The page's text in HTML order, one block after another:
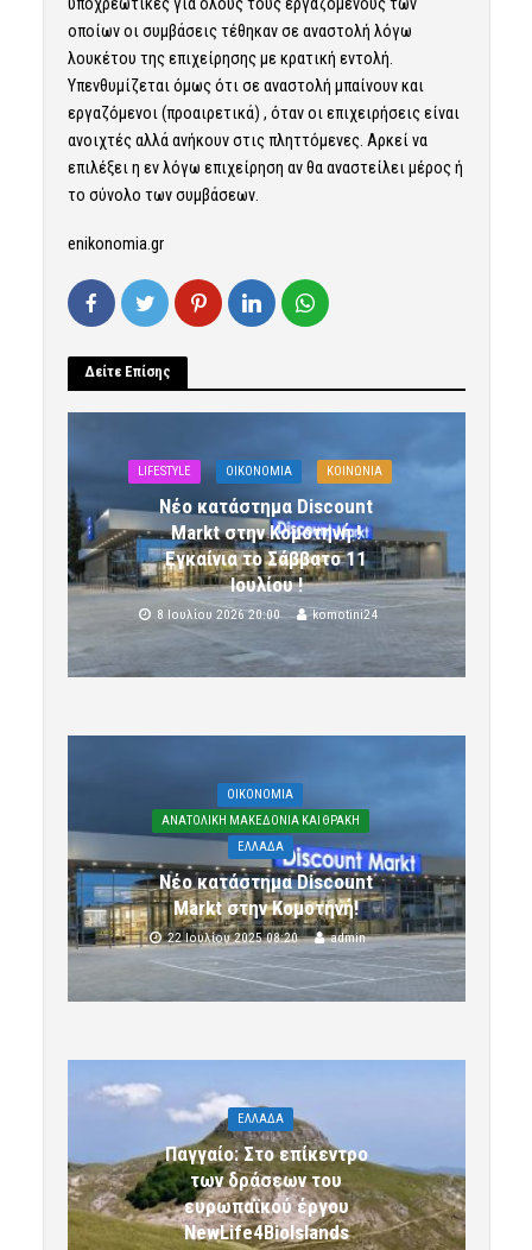
οποίων οι συμβάσεις τέθηκαν σε αναστολή λόγω
λουκέτου της επιχείρησης με κρατική εντολή.
Υπενθυμίζεται όμως ότι σε αναστολή μπαίνουν και
εργαζόμενοι (προαιρετικά) , όταν οι επιχειρήσεις είναι
ανοιχτές αλλά ανήκουν στις πληττόμενες. Αρκεί να
επιλέξει η εν λόγω επιχείρηση αν θα αναστείλει μέρος ή
το σύνολο των συμβάσεων.
enikonomia.gr
Δείτε Επίσης
LIFESTYLE OIKONOMIA ΚΟΙΝΩΝΙΑ
Νέο κατάστημα Discount
Markt στην Κομοτηνή !
Εγκαίνια το Σάββατο 11
Ιουλίου !
8 Ιουλίου 2026 20:00 komotini24
OIKONOMIA
ΑΝΑΤΟΛΙΚΗ ΜΑΚΕΔΟΝΙΑ ΚΑΙ ΘΡΑΚΗ
ΕΛΛΑΔΑ
Νέο κατάστημα Discount
Markt στην Κομοτηνή!
22 Ιουλίου 2025 08:20 admin
ΕΛΛΑΔΑ
Παγγαίο: Στο επίκεντρο
των δράσεων του
ευρωπαϊκού έργου
NewLife4BioIslands